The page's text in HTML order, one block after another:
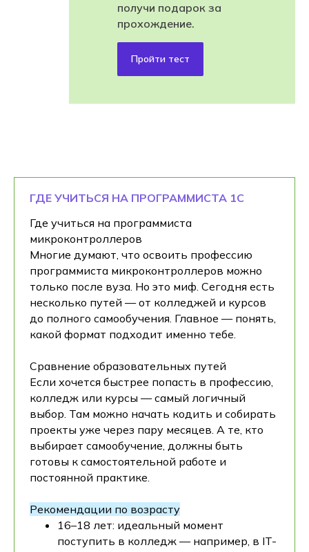
получи подарок за
прохождение.
Пройти тест
ГДЕ УЧИТЬСЯ НА ПРОГРАММИСТА 1С
Где учиться на программиста
микроконтроллеров
Многие думают, что освоить профессию
программиста микроконтроллеров можно
только после вуза. Но это миф. Сегодня есть
несколько путей — от колледжей и курсов
до полного самообучения. Главное — понять,
какой формат подходит именно тебе.
Сравнение образовательных путей
Если хочется быстрее попасть в профессию,
колледж или курсы — самый логичный
выбор. Там можно начать кодить и собирать
проекты уже через пару месяцев. А те, кто
выбирает самообучение, должны быть
готовы к самостоятельной работе и
постоянной практике.
Рекомендации по возрасту
16–18 лет: идеальный момент
поступить в колледж — например, в IT-